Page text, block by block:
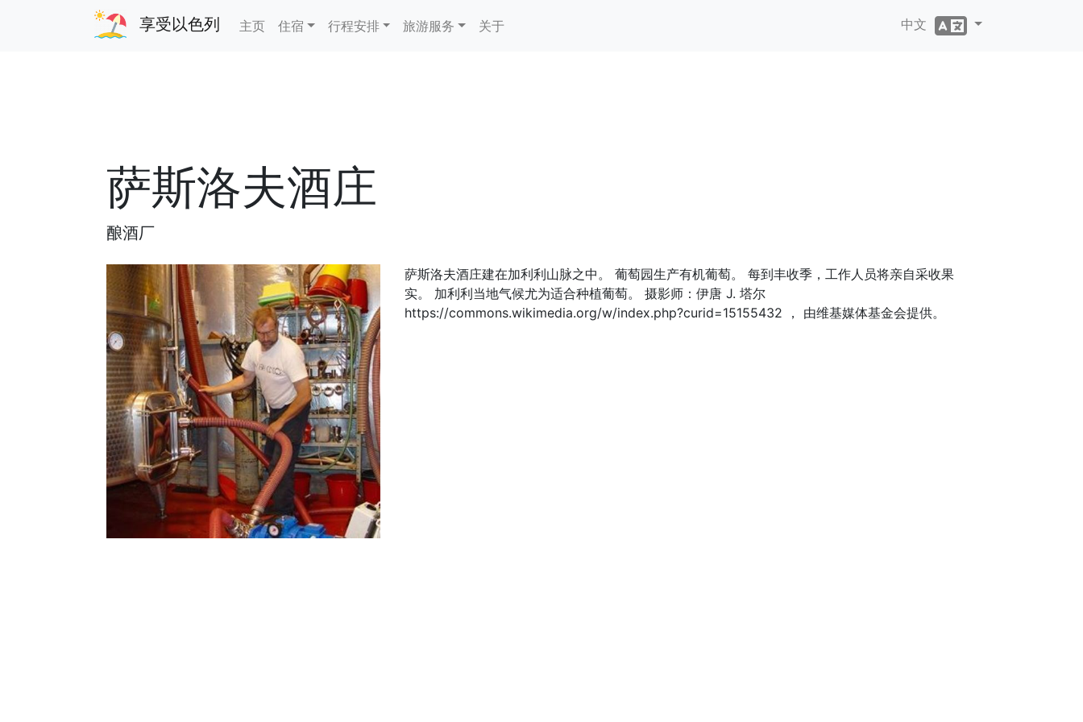
享受以色列 主页 住宿 行程安排 旅游服务 关于 中文
萨斯洛夫酒庄
酿酒厂
萨斯洛夫酒庄建在加利利山脉之中。 葡萄园生产有机葡萄。 每到丰收季，工作人员将亲自采收果
实。 加利利当地气候尤为适合种植葡萄。 摄影师：伊唐 J. 塔尔
https://commons.wikimedia.org/w/index.php?curid=15155432 ， 由维基媒体基金会提供。